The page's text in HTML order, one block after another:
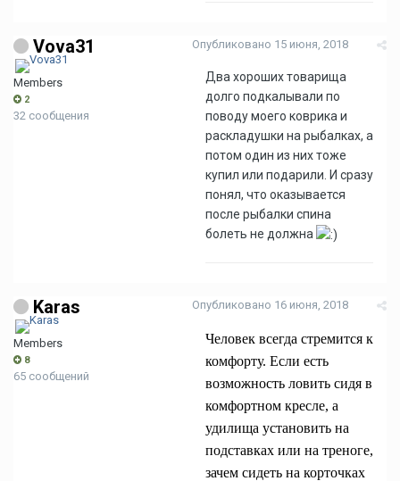
Vova31
Members
2
32 сообщения
Опубликовано 15 июня, 2018
Два хороших товарища
долго подкалывали по
поводу моего коврика и
раскладушки на рыбалках, а
потом один из них тоже
купил или подарили. И сразу
понял, что оказывается
после рыбалки спина
болеть не должна
Karas
Members
8
65 сообщений
Опубликовано 16 июня, 2018
Человек всегда стремится к
комфорту. Если есть
возможность ловить сидя в
комфортном кресле, а
удилища установить на
подставках или на треноге,
зачем сидеть на корточках